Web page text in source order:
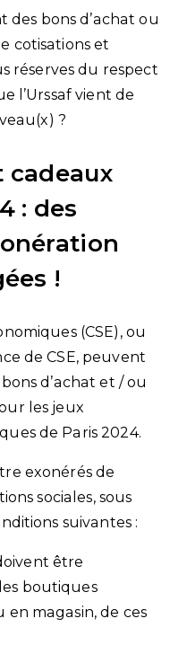
bons d’achat ou
cotisations et
réserves du respect
l’Urssaf vient de
?
cadeaux
: des
!
(CSE), ou
de CSE, peuvent
d’achat et / ou
les jeux
de Paris 2024.
exonérés de
sociales, sous
suivantes :
être
boutiques
en magasin, de ces